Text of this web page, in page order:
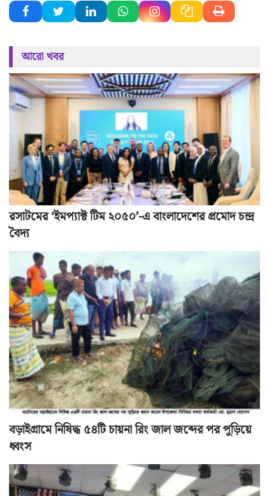
আরো খবর
রসাটমের ‘ইমপ্যাক্ট টিম ২০৫০’-এ বাংলাদেশের প্রমোদ চন্দ্র
বৈদ্য
বড়াইগ্রামে নিষিদ্ধ ৫৪টি চায়না রিং জাল জব্দের পর পুড়িয়ে
ধ্বংস